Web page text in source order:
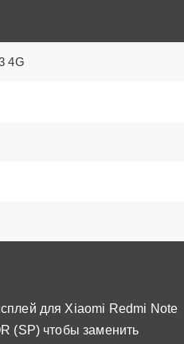
4G
для Xiaomi Redmi Note
(SP) чтобы заменить